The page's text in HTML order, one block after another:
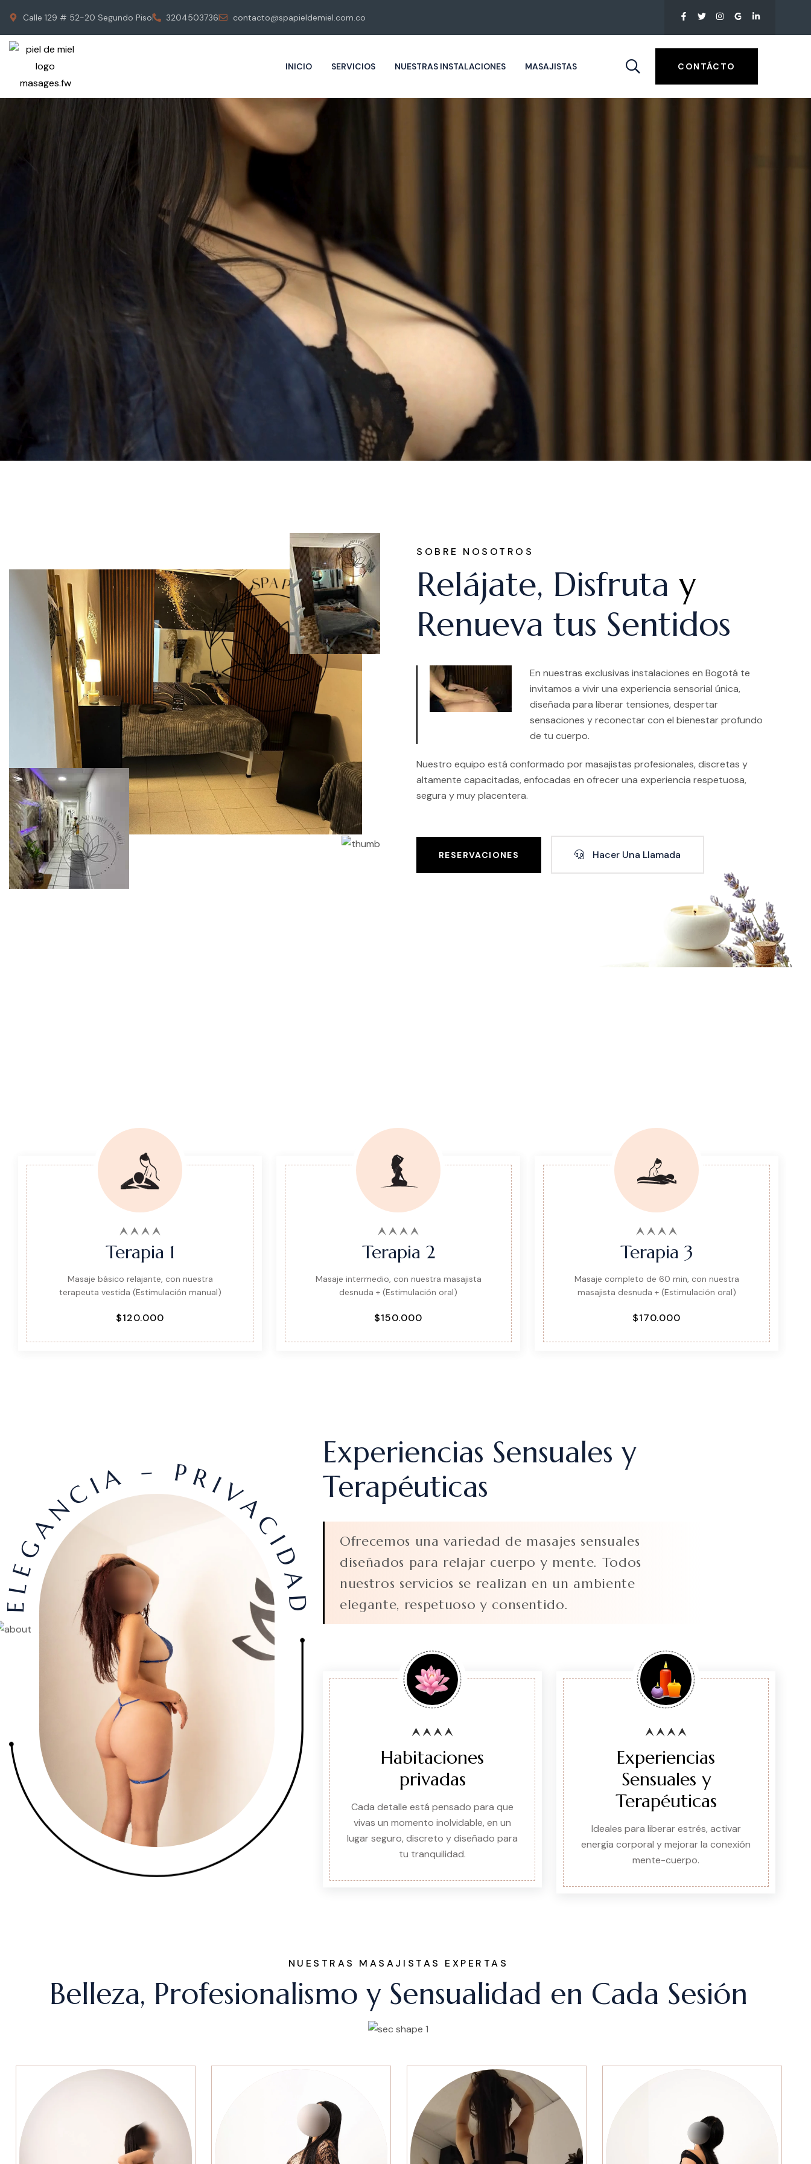
Calle 129 # 52-20 Segundo Piso 3204503736 contacto@spapieldemiel.com.co
INICIO SERVICIOS NUESTRAS INSTALACIONES MASAJISTAS CONTÁCTO
Piel de miel
Masajes eroticos
Spa Piel de Miel es el lugar donde puedes escapar del estrés de la vida diaria y de los negocios.
SOBRE NOSOTROS
Relájate, Disfruta y
Renueva tus Sentidos
En nuestras exclusivas instalaciones en Bogotá te
invitamos a vivir una experiencia sensorial única,
diseñada para liberar tensiones, despertar
sensaciones y reconectar con el bienestar profundo
de tu cuerpo.
Nuestro equipo está conformado por masajistas profesionales, discretas y
altamente capacitadas, enfocadas en ofrecer una experiencia respetuosa,
segura y muy placentera.
RESERVACIONES Hacer Una Llamada
Terapia 1
Masaje básico relajante, con nuestra
terapeuta vestida (Estimulación manual)
$120.000
Terapia 2
Masaje intermedio, con nuestra masajista
desnuda + (Estimulación oral)
$150.000
Terapia 3
Masaje completo de 60 min, con nuestra
masajista desnuda + (Estimulación oral)
$170.000
ELEGANCIA – PRIVACIDAD
Experiencias Sensuales y
Terapéuticas
Ofrecemos una variedad de masajes sensuales
diseñados para relajar cuerpo y mente. Todos
nuestros servicios se realizan en un ambiente
elegante, respetuoso y consentido.
Habitaciones
privadas
Cada detalle está pensado para que
vivas un momento inolvidable, en un
lugar seguro, discreto y diseñado para
tu tranquilidad.
Experiencias
Sensuales y
Terapéuticas
Ideales para liberar estrés, activar
energía corporal y mejorar la conexión
mente-cuerpo.
NUESTRAS MASAJISTAS EXPERTAS
Belleza, Profesionalismo y Sensualidad en Cada Sesión